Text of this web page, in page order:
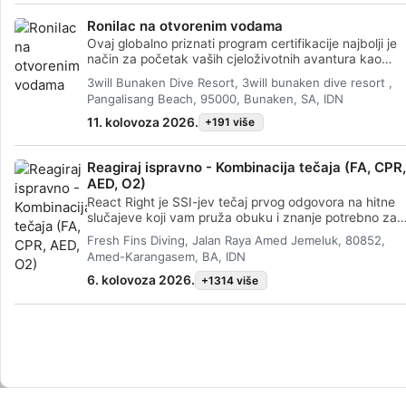
Ronilac na otvorenim vodama
Ovaj globalno priznati program certifikacije najbolji je
način za početak vaših cjeloživotnih avantura kao
certificirani ronilac. Personalizirana obuka kombinira
vježbama u vodi kako biste osigurali da imate vještine i
iskustvo potrebno za istinsku udobnost pod vodom.
Steći ćete SSI Open Water Diver certifikat.
3will Bunaken Dive Resort, 3will bunaken dive resort ,
Pangalisang Beach, 95000, Bunaken, SA, IDN
11. kolovoza 2026. +191 više
Reagiraj ispravno - Kombinacija tečaja (FA, CPR,
AED, O2)
React Right je SSI-jev tečaj prvog odgovora na hitne
slučajeve koji vam pruža obuku i znanje potrebno za
djelovanje kao prvi interventni djelatnik u medicinskoj
hitnoj situaciji. U ovom fleksibilnom programu ronjenja
možete birati koje teme želite učiti, uključujući primarnu
procjenu, prvu pomoć, KPR i tehnike primarne
stabilizacije. Također možete učiti o davanju kisika u
steknete certifikat, moći ćete djelovati kao prvi
Fresh Fins Diving, Jalan Raya Amed Jemeluk, 80852,
Amed-Karangasem, BA, IDN
6. kolovoza 2026. +1314 više
Advertising